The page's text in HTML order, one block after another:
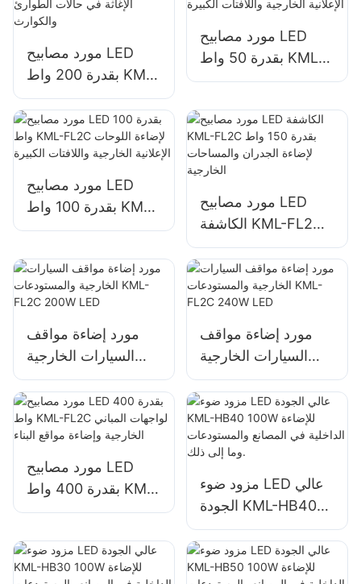
مورد مصابيح LED
بقدرة 200 واط KML-
FL05، إضاءة مواقع
الإغاثة في حالات
الطوارئ والكوارث
مورد مصابيح LED
بقدرة 50 واط KML-
FL2C لإضاءة اللوحات
واللافتات الكبيرة
مورد مصابيح LED
بقدرة 100 واط KML-
FL2C لإضاءة اللوحات
واللافتات الكبيرة
مورد مصابيح LED
الكاشفة KML-FL2C
بقدرة 150 واط لإضاءة
الجدران والمساحات
الخارجية
مورد إضاءة مواقف
السيارات الخارجية
والمستودعات KML-
FL2C 200W LED
مورد إضاءة مواقف
السيارات الخارجية
والمستودعات KML-
FL2C 240W LED
مورد مصابيح LED
بقدرة 400 واط KML-
FL2C لواجهات المباني
البناء
مزود ضوء LED عالي
الجودة KML-HB40
100W للإضاءة الداخلية
في المصانع
والمستودعات وما إلى